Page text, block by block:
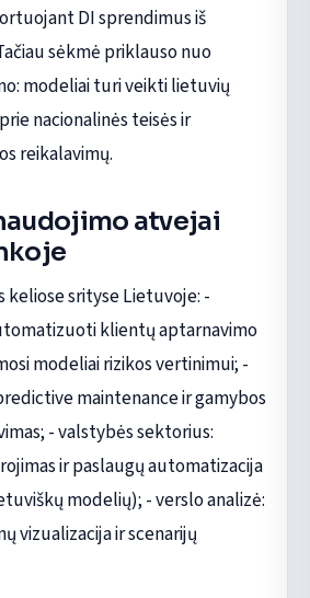
DI sprendimus iš
sėkmė priklauso nuo
modeliai turi veikti lietuvių
nacionalinės teisės ir
reikalavimų.
atvejai
keliose srityse Lietuvoje: -
klientų aptarnavimo
modeliai rizikos vertinimui; -
maintenance ir gamybos
- valstybės sektorius:
ir paslaugų automatizacija
modelių); - verslo analizė:
vizualizacija ir scenarijų